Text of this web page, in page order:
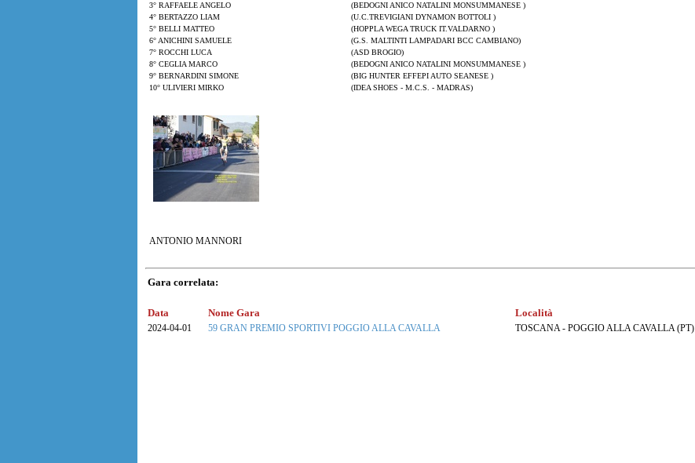
3° RAFFAELE ANGELO
(BEDOGNI ANICO NATALINI MONSUMMANESE )
4° BERTAZZO LIAM
(U.C.TREVIGIANI DYNAMON BOTTOLI )
5° BELLI MATTEO
(HOPPLA WEGA TRUCK IT.VALDARNO )
6° ANICHINI SAMUELE
(G.S. MALTINTI LAMPADARI BCC CAMBIANO)
7° ROCCHI LUCA
(ASD BROGIO)
8° CEGLIA MARCO
(BEDOGNI ANICO NATALINI MONSUMMANESE )
9° BERNARDINI SIMONE
(BIG HUNTER EFFEPI AUTO SEANESE )
10° ULIVIERI MIRKO
(IDEA SHOES - M.C.S. - MADRAS)
ANTONIO MANNORI
Gara correlata:
Data Nome Gara Località
2024-04-01 59 GRAN PREMIO SPORTIVI POGGIO ALLA CAVALLA TOSCANA - POGGIO ALLA CAVALLA (PT)